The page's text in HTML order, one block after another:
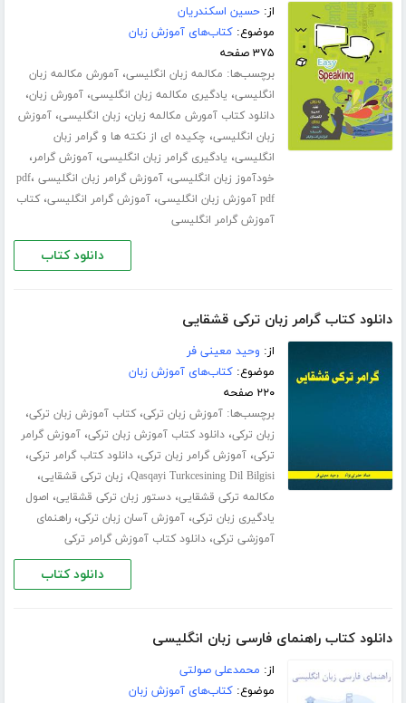
از:حسین اسکندریان
موضوع:کتاب‌های آموزش زبان
۳۷۵ صفحه
برچسب‌ها: مکالمه زبان انگلیسی،آمورش مکالمه زبان
انگلیسی، یادگیری مکالمه زبان انگلیسی،آمورش زبان،
دانلود کتاب آمورش مکالمه زبان، زبان انگلیسی،آموزش
زبان انگلیسی، چکیده ای از نکته ها و گرامر زبان
انگلیسی، یادگیری گرامر زبان انگلیسی،آموزش گرامر،
خودآموز زبان انگلیسی،آموزش گرامر زبان انگلیسی pdf ،
pdf آموزش زبان انگلیسی ،آموزش گرامر انگلیسی،کتاب
آموزش گرامر انگلیسی
دانلود کتاب
دانلود کتاب گرامر زبان ترکی قشقایی
از: وحید معینی فر
موضوع:کتاب‌های آموزش زبان
۲۲۰ صفحه
برچسب‌ها:آموزش زبان ترکی،کتاب آموزش زبان ترکی،
زبان ترکی،دانلود کتاب آموزش زبان ترکی،آموزش گرامر
ترکی،آموزش گرامر زبان ترکی،دانلود کتاب گرامر ترکی،
Qasqayi Turkcesining Dil Bilgisi، زبان ترکی قشقایی،
مکالمه ترکی قشقایی،دستور زبان ترکی قشقایی، اصول
یادگیری زبان ترکی،آموزش آسان زبان ترکی،راهنمای
آموزشی ترکی،دانلود کتاب آموزش گرامر ترکی
دانلود کتاب
دانلود کتاب راهنمای فارسی زبان انگلیسی
از: محمدعلی صولتی
موضوع:کتاب‌های آموزش زبان